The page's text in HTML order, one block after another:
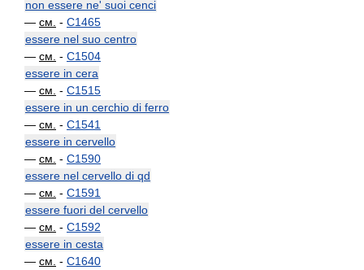
non essere ne' suoi cenci
— см. - C1465
essere nel suo centro
— см. - C1504
essere in cera
— см. - C1515
essere in un cerchio di ferro
— см. - C1541
essere in cervello
— см. - C1590
essere nel cervello di qd
— см. - C1591
essere fuori del cervello
— см. - C1592
essere in cesta
— см. - C1640